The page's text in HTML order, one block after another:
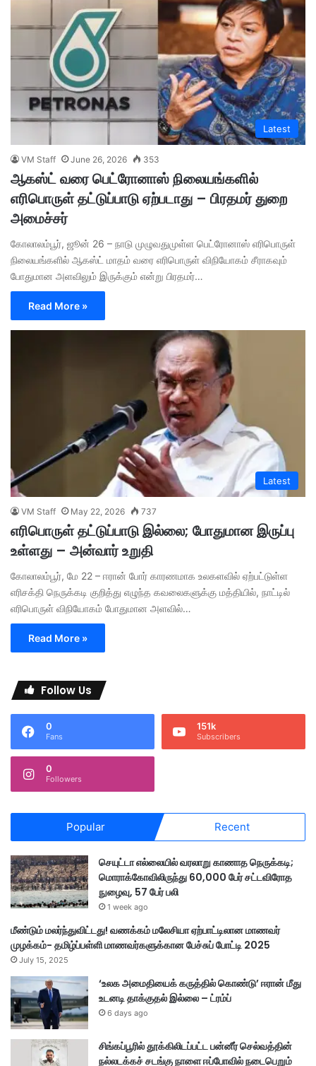
Latest
VM Staff June 26, 2026 353
ஆகஸ்ட் வரை பெட்ரோனாஸ் நிலையங்களில்
எரிபொருள் தட்டுப்பாடு ஏற்படாது – பிரதமர் துறை
அமைச்சர்
கோலாலம்பூர், ஜூன் 26 – நாடு முழுவதுமுள்ள பெட்ரோனாஸ் எரிபொருள்
நிலையங்களில் ஆகஸ்ட் மாதம் வரை எரிபொருள் விநியோகம் சீராகவும்
போதுமான அளவிலும் இருக்கும் என்று பிரதமர்…
Read More »
Latest
VM Staff May 22, 2026 737
எரிபொருள் தட்டுப்பாடு இல்லை; போதுமான இருப்பு
உள்ளது – அன்வார் உறுதி
கோலாலம்பூர், மே 22 – ஈரான் போர் காரணமாக உலகளவில் ஏற்பட்டுள்ள
எரிசக்தி நெருக்கடி குறித்து எழுந்த கவலைகளுக்கு மத்தியில், நாட்டில்
எரிபொருள் விநியோகம் போதுமான அளவில்…
Read More »
Follow Us
0
Fans
151k
Subscribers
0
Followers
Popular Recent
செயுட்டா எல்லையில் வரலாறு காணாத நெருக்கடி;
மொராக்கோவிலிருந்து 60,000 பேர் சட்டவிரோத
நுழைவு, 57 பேர் பலி
1 week ago
மீண்டும் மலர்ந்துவிட்டது! வணக்கம் மலேசியா ஏற்பாட்டிலான மாணவர்
முழக்கம்- தமிழ்ப்பள்ளி மாணவர்களுக்கான பேச்சுப் போட்டி 2025
July 15, 2025
‘உலக அமைதியைக் கருத்தில் கொண்டு’ ஈரான் மீது
உடனடி தாக்குதல் இல்லை – ட்ரம்ப்
6 days ago
சிங்கப்பூரில் தூக்கிலிடப்பட்ட பன்னீர் செல்வத்தின்
நல்லடக்கச் சடங்கு நாளை ஈப்போவில் நடைபெறும்